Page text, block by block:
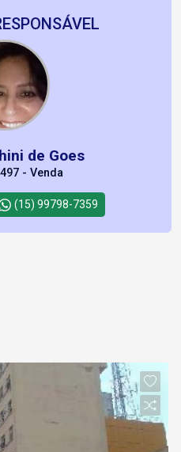
de Goes
- Venda
(15) 99798-7359